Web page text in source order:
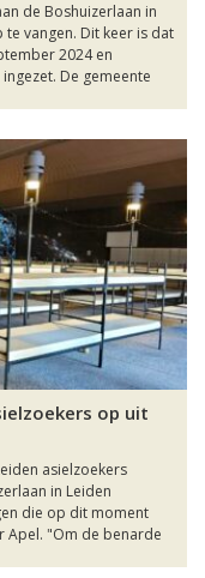
de Boshuizerlaan in
vangen. Dit keer is dat
2024 en
De gemeente
op uit
asielzoekers
in Leiden
die op dit moment
Apel. "Om de benarde